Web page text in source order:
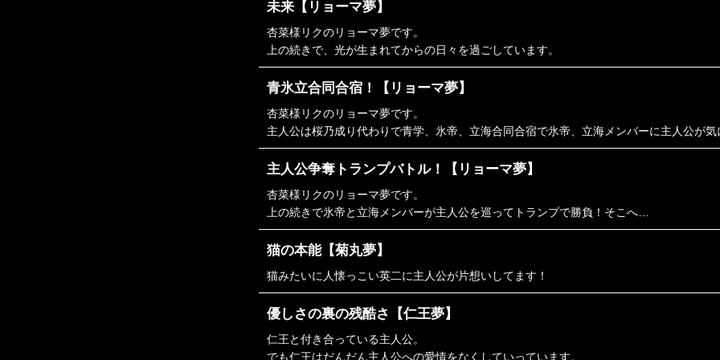
未来【リョーマ夢】
杏菜様リクのリョーマ夢です。
上の続きで、光が生まれてからの日々を過ごしています。
青氷立合同合宿！【リョーマ夢】
杏菜様リクのリョーマ夢です。
主人公は桜乃成り代わりで青学、氷帝、立海合同合宿で氷帝、立海メンバーに主人公が気
主人公争奪トランプバトル！【リョーマ夢】
杏菜様リクのリョーマ夢です。
上の続きで氷帝と立海メンバーが主人公を巡ってトランプで勝負！そこへ…
猫の本能【菊丸夢】
猫みたいに人懐っこい英二に主人公が片想いしてます！
優しさの裏の残酷さ【仁王夢】
仁王と付き合っている主人公。
でも仁王はだんだん主人公への愛情をなくしていっています。